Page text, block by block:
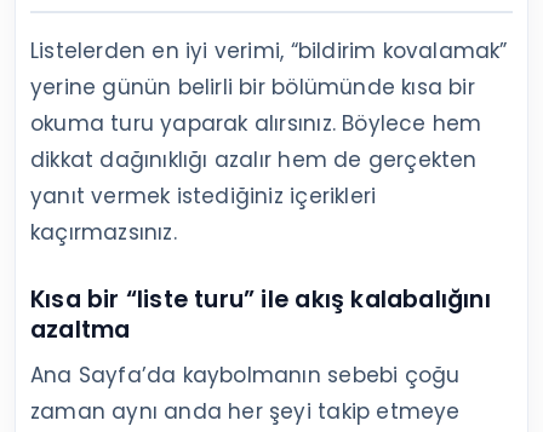
Listelerden en iyi verimi, “bildirim kovalamak”
yerine günün belirli bir bölümünde kısa bir
okuma turu yaparak alırsınız. Böylece hem
dikkat dağınıklığı azalır hem de gerçekten
yanıt vermek istediğiniz içerikleri
kaçırmazsınız.
Kısa bir “liste turu” ile akış kalabalığını
azaltma
Ana Sayfa’da kaybolmanın sebebi çoğu
zaman aynı anda her şeyi takip etmeye